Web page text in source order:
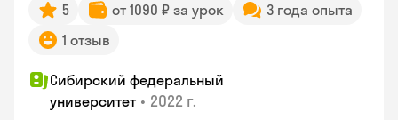
5 от 1090 ₽ за урок
3 года опыта
1 отзыв
Сибирский федеральный
университет • 2022 г.